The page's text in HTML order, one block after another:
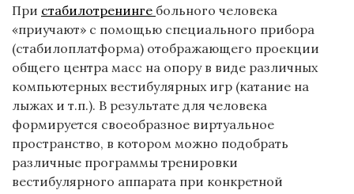
При стабилотренинге больного человека
«приучают» с помощью специального прибора
(стабилоплатформа) отображающего проекции
общего центра масс на опору в виде различных
компьютерных вестибулярных игр (катание на
лыжах и т.п.). В результате для человека
формируется своеобразное виртуальное
пространство, в котором можно подобрать
различные программы тренировки
вестибулярного аппарата при конкретной